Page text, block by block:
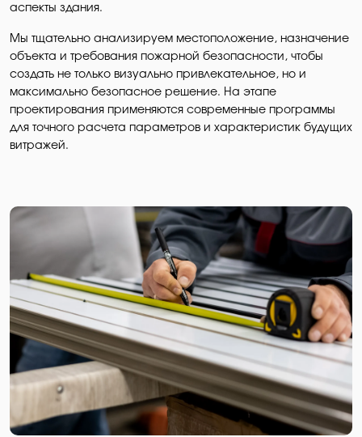
аспекты здания.
Мы тщательно анализируем местоположение, назначение
объекта и требования пожарной безопасности, чтобы
создать не только визуально привлекательное, но и
максимально безопасное решение. На этапе
проектирования применяются современные программы
для точного расчета параметров и характеристик будущих
витражей.